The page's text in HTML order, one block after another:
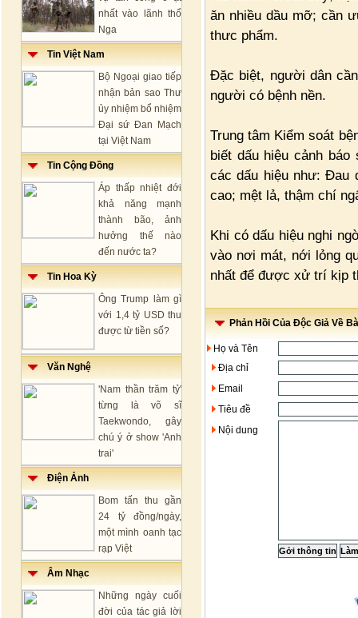
nhất vào lãnh thổ
Nga
Tin Việt Nam
Bộ Ngoại giao tiếp
nhận bản sao Thư
ủy nhiệm bổ nhiệm
Đại sứ Đan Mạch
tại Việt Nam
Tin Cộng Đồng
Áp thấp nhiệt đới
khả năng mạnh
thành bão, ảnh
hưởng thế nào
đến nước ta?
Tin Hoa Kỳ
Ông Trump làm gì
với 1,4 tỷ USD thu
được từ tiền số?
Văn Nghệ
'Nam thần trăm tỷ'
từng là võ sĩ
Taekwondo, gây
chú ý ở show 'Anh
trai'
Điện Ảnh
Bom tấn thu gần
24 tỷ đồng/ngày,
một mình oanh tạc
rạp Việt
Âm Nhạc
Những ngày cuối
đời của tác giả lời
ăn nhiều dầu mỡ; cần
thưc phẩm.
Đặc biệt, người dân
người có bệnh nền.
Trung tâm Kiểm soát
biết dấu hiệu cảnh
các dấu hiệu như: Đau
cao; mệt lả, thậm chí
Khi có dấu hiệu nghi
vào nơi mát, nới lỏng
nhất để được xử trí kịp
Phản Hồi Của Độc Giả Về
Họ và Tên
Địa chỉ
Email
Tiêu đề
Nội dung